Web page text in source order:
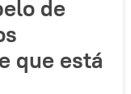
de
que está